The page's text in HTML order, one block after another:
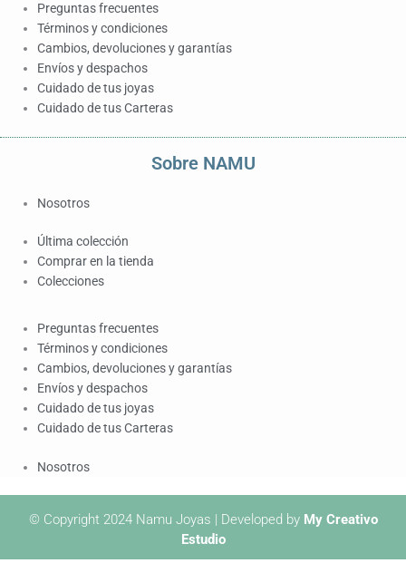
Preguntas frecuentes
Términos y condiciones
Cambios, devoluciones y garantías
Envíos y despachos
Cuidado de tus joyas
Cuidado de tus Carteras
Sobre NAMU
Nosotros
Última colección
Comprar en la tienda
Colecciones
Preguntas frecuentes
Términos y condiciones
Cambios, devoluciones y garantías
Envíos y despachos
Cuidado de tus joyas
Cuidado de tus Carteras
Nosotros
© Copyright 2024 Namu Joyas | Developed by My Creativo
Estudio